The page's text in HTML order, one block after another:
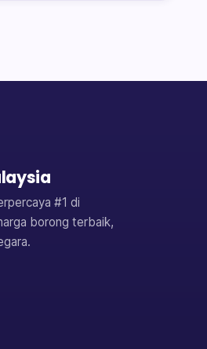
#1 di
borong terbaik,